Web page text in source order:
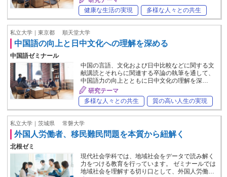
健康な生活の実現
多様な人々との共生
私立大学｜東京都 順天堂大学
中国語の向上と日中文化への理解を深める
中国語ゼミナール
中国の言語、文化および日中比較などに関する文
献講読とそれらに関連する卒論の執筆を通して、
中国語力の向上とともに日中文化の理解を深…
研究テーマ
多様な人々との共生
質の高い人生の実現
私立大学｜茨城県 常磐大学
外国人労働者、移民難民問題を本質から紐解く
北根ゼミ
現代社会学科では、地域社会をデータで読み解く
力をつける教育を行っています。 ゼミナールでは
地域社会を理解する切り口として、外国人労働…